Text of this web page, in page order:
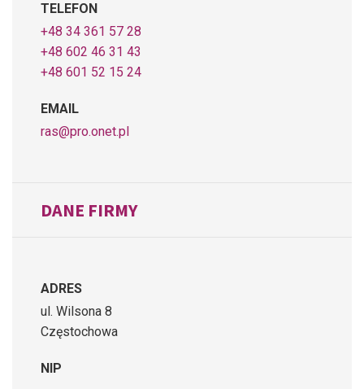
TELEFON
+48 34 361 57 28
+48 602 46 31 43
+48 601 52 15 24
EMAIL
ras@pro.onet.pl
DANE FIRMY
ADRES
ul. Wilsona 8
Częstochowa
NIP